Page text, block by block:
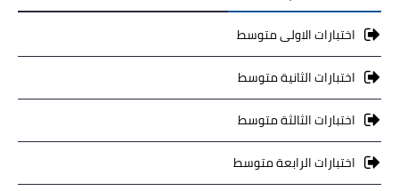
اختبارات الاولى متوسط
اختبارات الثانية متوسط
اختبارات الثالثة متوسط
اختبارات الرابعة متوسط